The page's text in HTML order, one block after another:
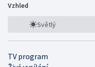
Vzhled
Světlý
TV program